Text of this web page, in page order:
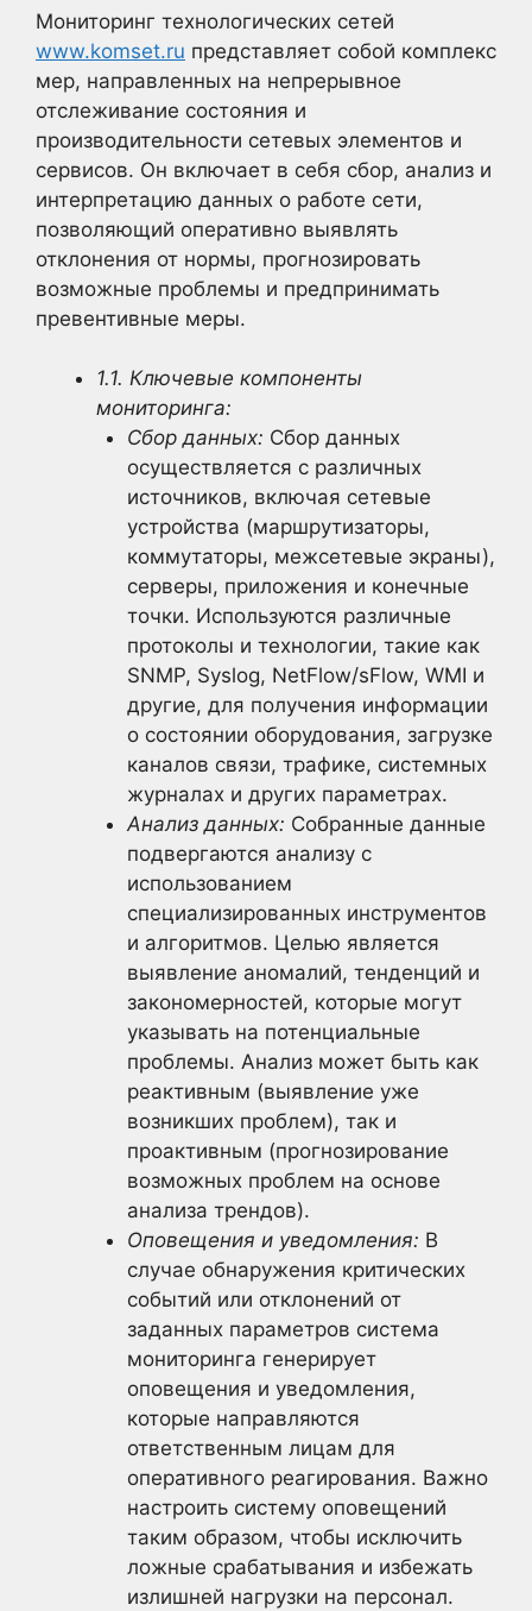
Мониторинг технологических сетей
www.komset.ru представляет собой комплекс
мер, направленных на непрерывное
отслеживание состояния и
производительности сетевых элементов и
сервисов. Он включает в себя сбор, анализ и
интерпретацию данных о работе сети,
позволяющий оперативно выявлять
отклонения от нормы, прогнозировать
возможные проблемы и предпринимать
превентивные меры.
1.1. Ключевые компоненты
мониторинга:
Сбор данных: Сбор данных
осуществляется с различных
источников, включая сетевые
устройства (маршрутизаторы,
коммутаторы, межсетевые экраны),
серверы, приложения и конечные
точки. Используются различные
протоколы и технологии, такие как
SNMP, Syslog, NetFlow/sFlow, WMI и
другие, для получения информации
о состоянии оборудования, загрузке
каналов связи, трафике, системных
журналах и других параметрах.
Анализ данных: Собранные данные
подвергаются анализу с
использованием
специализированных инструментов
и алгоритмов. Целью является
выявление аномалий, тенденций и
закономерностей, которые могут
указывать на потенциальные
проблемы. Анализ может быть как
реактивным (выявление уже
возникших проблем), так и
проактивным (прогнозирование
возможных проблем на основе
анализа трендов).
Оповещения и уведомления: В
случае обнаружения критических
событий или отклонений от
заданных параметров система
мониторинга генерирует
оповещения и уведомления,
которые направляются
ответственным лицам для
оперативного реагирования. Важно
настроить систему оповещений
таким образом, чтобы исключить
ложные срабатывания и избежать
излишней нагрузки на персонал.